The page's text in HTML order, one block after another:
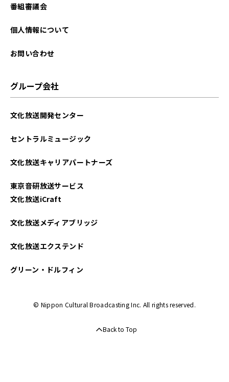
番組審議会
個人情報について
お問い合わせ
グループ会社
文化放送開発センター
セントラルミュージック
文化放送キャリアパートナーズ
東京音研放送サービス
文化放送iCraft
文化放送メディアブリッジ
文化放送エクステンド
グリーン・ドルフィン
© Nippon Cultural Broadcasting Inc. All rights reserved.
Back to Top